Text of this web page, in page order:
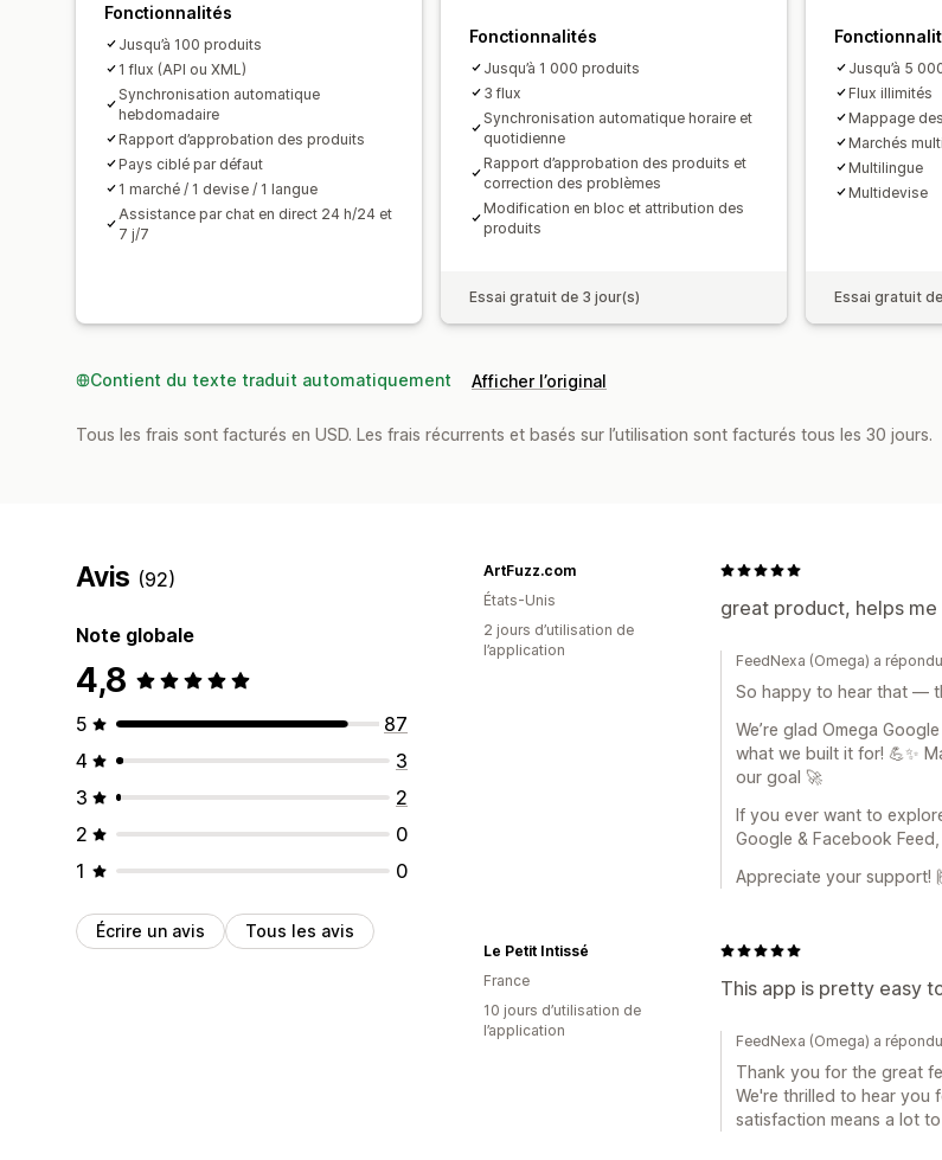
Fonctionnalités
Jusqu’à 100 produits
1 flux (API ou XML)
Synchronisation automatique
hebdomadaire
Rapport d’approbation des produits
Pays ciblé par défaut
1 marché / 1 devise / 1 langue
Assistance par chat en direct 24 h/24 et
7 j/7
Fonctionnalités
Jusqu’à 1 000 produits
3 flux
Synchronisation automatique horaire et
quotidienne
Rapport d’approbation des produits et
correction des problèmes
Modification en bloc et attribution des
produits
Essai gratuit de 3 jour(s)
Jusqu’à 5
Flux illimités
Mappage
Marchés
Multilingue
Multidevise
Essai gratuit
Contient du texte traduit automatiquement Afficher l’original
Tous les frais sont facturés en USD. Les frais récurrents et basés sur l’utilisation sont facturés tous les 30 jours.
Avis (92)
Note globale
4,8
5
87
4
3
3
2
2
0
1
0
Écrire un avis Tous les avis
great product, helps
ArtFuzz.com
États-Unis
2 jours d’utilisation de
l’application
FeedNexa (Omega) a
So happy to hear that —
We’re glad Omega
what we built it for! 💪✨
our goal 🚀
If you ever want to
Google & Facebook
Appreciate your support!
This app is pretty easy
Le Petit Intissé
France
10 jours d’utilisation de
l’application
FeedNexa (Omega) a
Thank you for the great
We're thrilled to hear you
satisfaction means a lot